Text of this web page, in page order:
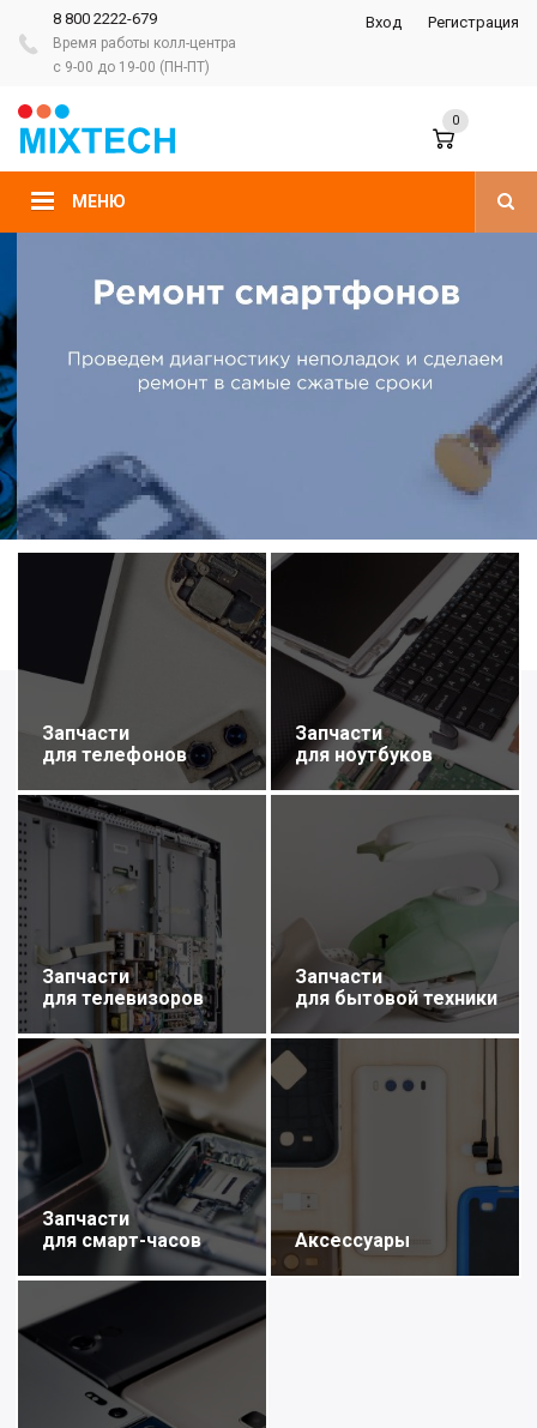
8 800 2222-679
Время работы колл-центра
с 9-00 до 19-00 (ПН-ПТ)
Вход Регистрация
МЕНЮ
0
Запчасти
для телефонов
Запчасти
для ноутбуков
Запчасти
для телевизоров
Запчасти
для бытовой техники
Запчасти
для смарт-часов
Аксессуары